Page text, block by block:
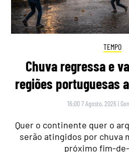
TEMPO
Chuva regressa e
regiões portuguesas
16:00 7 Agosto, 2026 |
Quer o continente quer o
serão atingidos por chuva
próximo fim-